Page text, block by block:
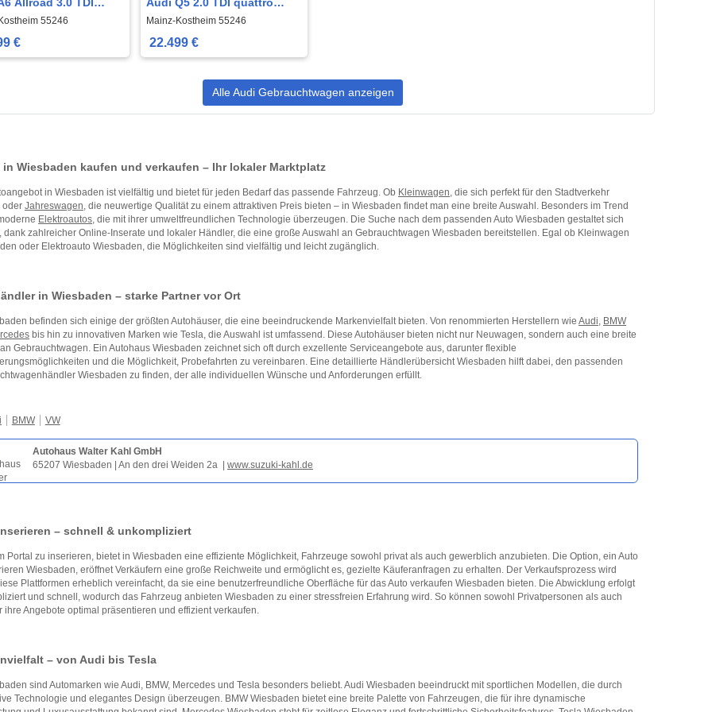
55246
€
|Kamera|Shz|Navi|Automatik|
Mainz-Kostheim 55246
22.499 €
Alle Audi Gebrauchtwagen anzeigen
in Wiesbaden kaufen und verkaufen – Ihr lokaler Marktplatz
in Wiesbaden ist vielfältig und bietet für jeden Bedarf das passende Fahrzeug. Ob Kleinwagen, die sich perfekt für den Stadtverkehr
oder Jahreswagen, die neuwertige Qualität zu einem attraktiven Preis bieten – in Wiesbaden findet man eine breite Auswahl. Besonders im Trend
Elektroautos, die mit ihrer umweltfreundlichen Technologie überzeugen. Die Suche nach dem passenden Auto Wiesbaden gestaltet sich
dank zahlreicher Online-Inserate und lokaler Händler, die eine große Auswahl an Gebrauchtwagen Wiesbaden bereitstellen. Egal ob Kleinwagen
oder Elektroauto Wiesbaden, die Möglichkeiten sind vielfältig und leicht zugänglich.
in Wiesbaden – starke Partner vor Ort
befinden sich einige der größten Autohäuser, die eine beeindruckende Markenvielfalt bieten. Von renommierten Herstellern wie Audi BMW
bis hin zu innovativen Marken wie Tesla, die Auswahl ist umfassend. Diese Autohäuser bieten nicht nur Neuwagen, sondern auch eine breite
Gebrauchtwagen. Ein Autohaus Wiesbaden zeichnet sich oft durch exzellente Serviceangebote aus, darunter flexible
und die Möglichkeit, Probefahrten zu vereinbaren. Eine detaillierte Händlerübersicht Wiesbaden hilft dabei, den passenden
Wiesbaden zu finden, der alle individuellen Wünsche und Anforderungen erfüllt.
BMW VW
Autohaus Walter Kahl GmbH
65207 Wiesbaden | An den drei Weiden 2a | www.suzuki-kahl.de
– schnell & unkompliziert
Portal zu inserieren, bietet in Wiesbaden eine effiziente Möglichkeit, Fahrzeuge sowohl privat als auch gewerblich anzubieten. Die Option, ein Auto
Wiesbaden, eröffnet Verkäufern eine große Reichweite und ermöglicht es, gezielte Käuferanfragen zu erhalten. Der Verkaufsprozess wird
Plattformen erheblich vereinfacht, da sie eine benutzerfreundliche Oberfläche für das Auto verkaufen Wiesbaden bieten. Die Abwicklung erfolgt
und schnell, wodurch das Fahrzeug anbieten Wiesbaden zu einer stressfreien Erfahrung wird. So können sowohl Privatpersonen als auch
ihre Angebote optimal präsentieren und effizient verkaufen.
– von Audi bis Tesla
sind Automarken wie Audi, BMW, Mercedes und Tesla besonders beliebt. Audi Wiesbaden beeindruckt mit sportlichen Modellen, die durch
Technologie und elegantes Design überzeugen. BMW Wiesbaden bietet eine breite Palette von Fahrzeugen, die für ihre dynamische